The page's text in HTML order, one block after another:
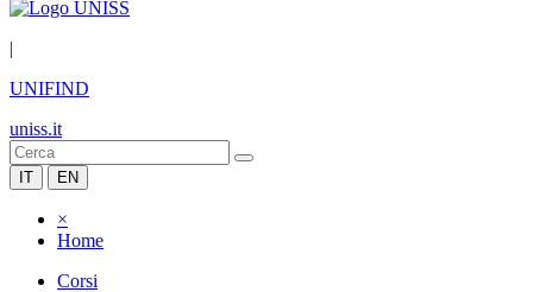
|
UNIFIND
uniss.it
IT EN
×
Home
Corsi